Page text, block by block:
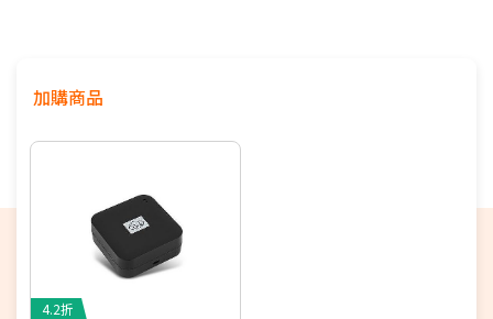
加購商品
4.2折